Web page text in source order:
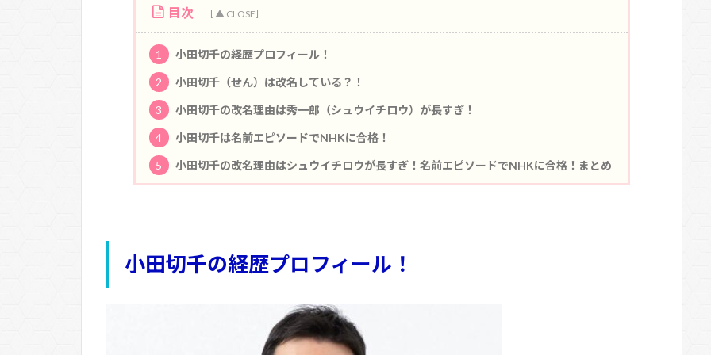
目次
1 小田切千の経歴プロフィール！
2 小田切千（せん）は改名している？！
3 小田切千の改名理由は秀一郎（シュウイチロウ）が長すぎ！
4 小田切千は名前エピソードでNHKに合格！
5 小田切千の改名理由はシュウイチロウが長すぎ！名前エピソードでNHKに合格！まとめ
小田切千の経歴プロフィール！